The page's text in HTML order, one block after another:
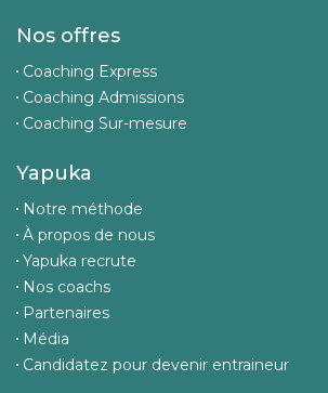
Nos offres
Coaching Express
Coaching Admissions
Coaching Sur-mesure
Yapuka
Notre méthode
À propos de nous
Yapuka recrute
Nos coachs
Partenaires
Média
Candidatez pour devenir entraineur